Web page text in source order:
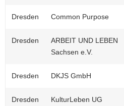
Dresden Common Purpose
Dresden
ARBEIT UND LEBEN
Sachsen e.V.
Dresden DKJS GmbH
Dresden KulturLeben UG